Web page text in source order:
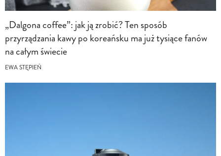
„Dalgona coffee”: jak ją zrobić? Ten sposób
przyrządzania kawy po koreańsku ma już tysiące fanów
na całym świecie
EWA STĘPIEŃ